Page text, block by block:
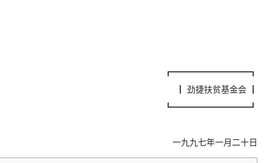
┏━━━━━━━━━┓
┃ 劲捷扶贫基金会 ┃
┗━━━━━━━━━┛
一九九七年一月二十日